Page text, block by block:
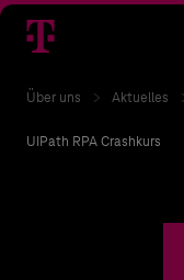
Über uns Aktuelles
UIPath RPA Crashkurs